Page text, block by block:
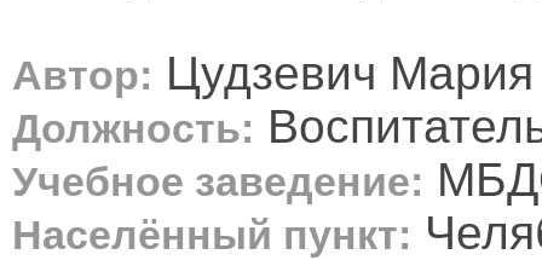
Автор: Цудзевич
Должность:
Учебное заведение:
Населённый пункт: